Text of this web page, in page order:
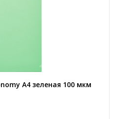
A4 зеленая 100 мкм